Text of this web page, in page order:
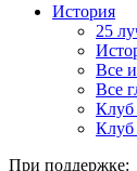
История
25
Все
Все
Клуб
При поддержке: